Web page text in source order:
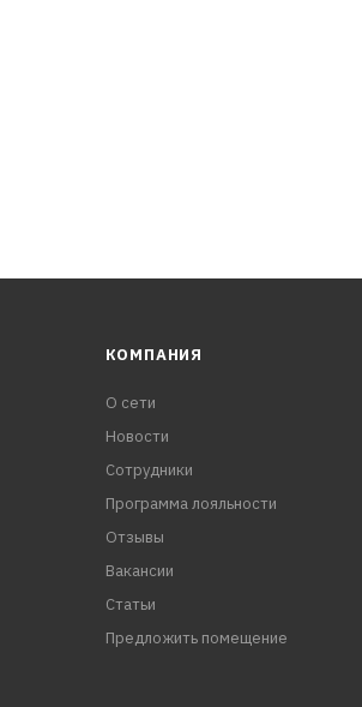
КОМПАНИЯ
О сети
Новости
Сотрудники
Программа лояльности
Отзывы
Вакансии
Статьи
Предложить помещение